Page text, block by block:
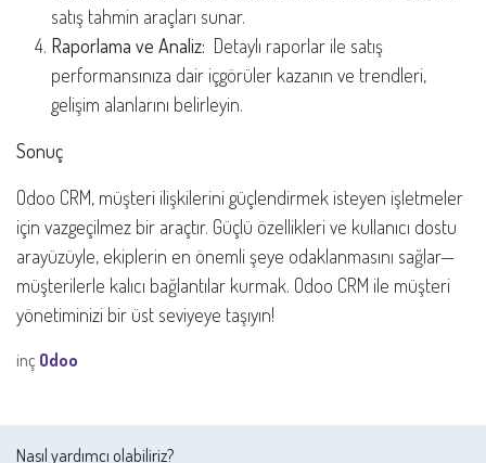
satış tahmin araçları sunar.
Raporlama ve Analiz: Detaylı raporlar ile satış
performansınıza dair içgörüler kazanın ve trendleri,
gelişim alanlarını belirleyin.
Sonuç
Odoo CRM, müşteri ilişkilerini güçlendirmek isteyen işletmeler
için vazgeçilmez bir araçtır. Güçlü özellikleri ve kullanıcı dostu
arayüzüyle, ekiplerin en önemli şeye odaklanmasını sağlar—
müşterilerle kalıcı bağlantılar kurmak. Odoo CRM ile müşteri
yönetiminizi bir üst seviyeye taşıyın!
inç Odoo
Nasıl yardımcı olabiliriz?